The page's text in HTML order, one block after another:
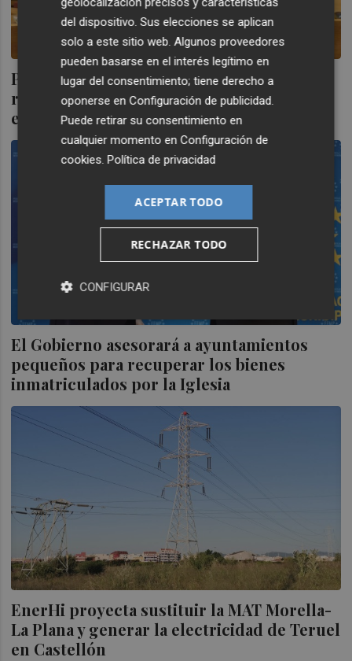
Podem insta a garantizar una "ubicación
racional" de las renovables y frenar la MAT
en Castellón
El Gobierno asesorará a ayuntamientos
pequeños para recuperar los bienes
inmatriculados por la Iglesia
EnerHi proyecta sustituir la MAT Morella-
La Plana y generar la electricidad de Teruel
en Castellón
del dispositivo. Sus elecciones se aplican
solo a este sitio web. Algunos proveedores
pueden basarse en el interés legítimo en
lugar del consentimiento; tiene derecho a
oponerse enConfiguración de publicidad.
Puede retirar su consentimiento en
cualquier momento enConfiguración de
cookies.Política de privacidad
ACEPTAR TODO
RECHAZAR TODO
CONFIGURAR